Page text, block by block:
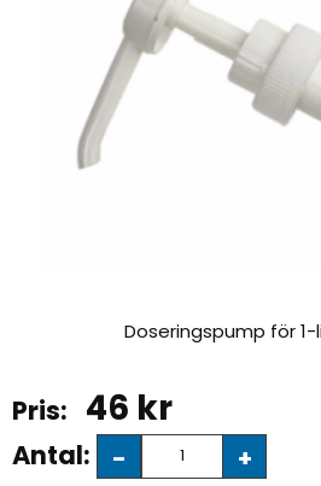
Doseringspump för
46 kr
Antal: +
-